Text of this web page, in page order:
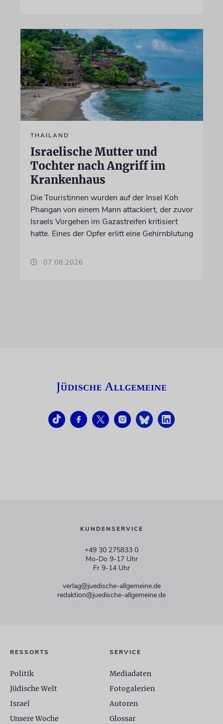
THAILAND
Israelische Mutter und
Tochter nach Angriff im
Krankenhaus
Die Touristinnen wurden auf der Insel Koh
Phangan von einem Mann attackiert, der zuvor
Israels Vorgehen im Gazastreifen kritisiert
hatte. Eines der Opfer erlitt eine Gehirnblutung
07.08.2026
KUNDENSERVICE
+49 30 275833 0
Mo-Do 9-17 Uhr
Fr 9-14 Uhr
verlag@juedische-allgemeine.de
redaktion@juedische-allgemeine.de
RESSORTS
Politik
Jüdische Welt
Israel
Unsere Woche
SERVICE
Mediadaten
Fotogalerien
Autoren
Glossar